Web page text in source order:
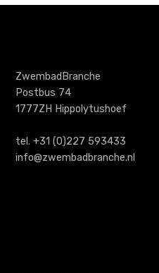
ZwembadBranche
Postbus 74
1777ZH Hippolytushoef
tel. +31 (0)227 593433
info@zwembadbranche.nl